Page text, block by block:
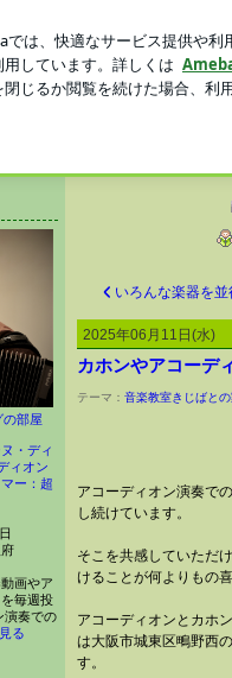
ーディオン奏者 長坂憲道)
てる気分のグミ
ディオン (作
作曲家のノリーヌディオン(長坂憲道
て、親の介護（平成31年4月卒業）
の部屋
・ディ
ィオン
ー：超
画やア
毎週投
演奏での
る
2025年06月11日(水)
カホンやアコーデ
テーマ： 音楽教室きじばと
アコーディオン演奏で
し続けています。
そこを共感していただ
けることが何よりもの喜
アコーディオンとカホ
は大阪市城東区鴫野西
す。